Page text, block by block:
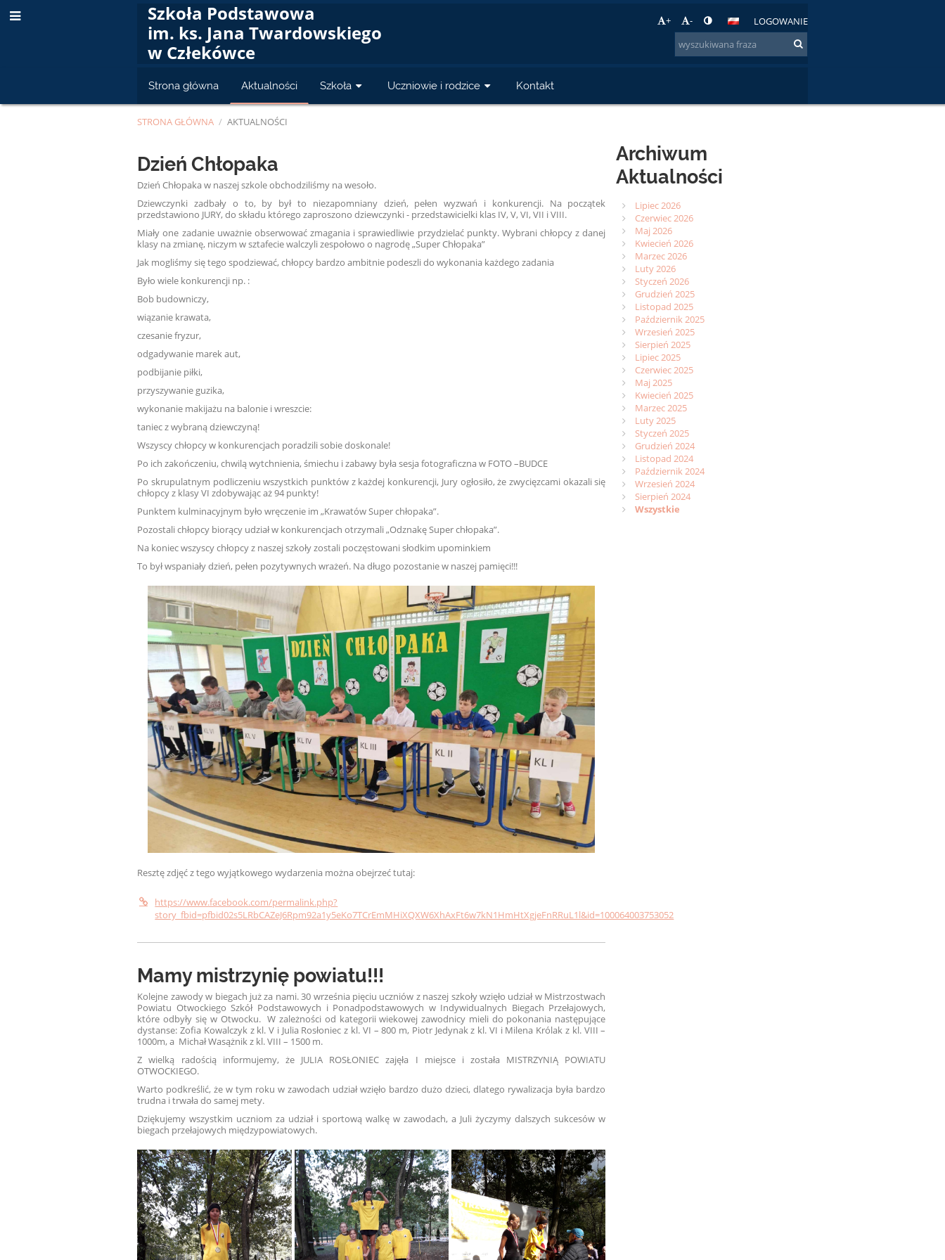
Szkoła Podstawowa
im. ks. Jana Twardowskiego
w Człekówce
+ - LOGOWANIE
Strona główna Aktualności Szkoła Uczniowie i rodzice Kontakt
STRONA GŁÓWNA / AKTUALNOŚCI
Aktualności
Dzień Chłopaka
Dzień Chłopaka w naszej szkole obchodziliśmy na wesoło.
Dziewczynki zadbały o to, by był to niezapomniany dzień, pełen wyzwań i konkurencji. Na początek
przedstawiono JURY, do składu którego zaproszono dziewczynki - przedstawicielki klas IV, V, VI, VII i VIII.
Miały one zadanie uważnie obserwować zmagania i sprawiedliwie przydzielać punkty. Wybrani chłopcy z danej
klasy na zmianę, niczym w sztafecie walczyli zespołowo o nagrodę „Super Chłopaka”
Jak mogliśmy się tego spodziewać, chłopcy bardzo ambitnie podeszli do wykonania każdego zadania
Było wiele konkurencji np. :
Bob budowniczy,
wiązanie krawata,
czesanie fryzur,
odgadywanie marek aut,
podbijanie piłki,
przyszywanie guzika,
wykonanie makijażu na balonie i wreszcie:
taniec z wybraną dziewczyną!
Wszyscy chłopcy w konkurencjach poradzili sobie doskonale!
Po ich zakończeniu, chwilą wytchnienia, śmiechu i zabawy była sesja fotograficzna w FOTO –BUDCE
Po skrupulatnym podliczeniu wszystkich punktów z każdej konkurencji, Jury ogłosiło, że zwycięzcami okazali się
chłopcy z klasy VI zdobywając aż 94 punkty!
Punktem kulminacyjnym było wręczenie im „Krawatów Super chłopaka”.
Pozostali chłopcy biorący udział w konkurencjach otrzymali „Odznakę Super chłopaka”.
Na koniec wszyscy chłopcy z naszej szkoły zostali poczęstowani słodkim upominkiem
To był wspaniały dzień, pełen pozytywnych wrażeń. Na długo pozostanie w naszej pamięci!!!
Resztę zdjęć z tego wyjątkowego wydarzenia można obejrzeć tutaj:
https://www.facebook.com/permalink.php?
story_fbid=pfbid02s5LRbCAZeJ6Rpm92a1y5eKo7TCrEmMHiXQXW6XhAxFt6w7kN1HmHtXgjeFnRRuL1l&id=100064003753052
Mamy mistrzynię powiatu!!!
Kolejne zawody w biegach już za nami. 30 września pięciu uczniów z naszej szkoły wzięło udział w Mistrzostwach
Powiatu Otwockiego Szkół Podstawowych i Ponadpodstawowych w Indywidualnych Biegach Przełajowych,
które odbyły się w Otwocku. W zależności od kategorii wiekowej zawodnicy mieli do pokonania następujące
dystanse: Zofia Kowalczyk z kl. V i Julia Rosłoniec z kl. VI – 800 m, Piotr Jedynak z kl. VI i Milena Królak z kl. VIII –
1000m, a Michał Wasążnik z kl. VIII – 1500 m.
Z wielką radością informujemy, że JULIA ROSŁONIEC zajęła I miejsce i została MISTRZYNIĄ POWIATU
OTWOCKIEGO.
Warto podkreślić, że w tym roku w zawodach udział wzięło bardzo dużo dzieci, dlatego rywalizacja była bardzo
trudna i trwała do samej mety.
Dziękujemy wszystkim uczniom za udział i sportową walkę w zawodach, a Juli życzymy dalszych sukcesów w
biegach przełajowych międzypowiatowych.
Archiwum
Aktualności
Lipiec 2026
Czerwiec 2026
Maj 2026
Kwiecień 2026
Marzec 2026
Luty 2026
Styczeń 2026
Grudzień 2025
Listopad 2025
Październik 2025
Wrzesień 2025
Sierpień 2025
Lipiec 2025
Czerwiec 2025
Maj 2025
Kwiecień 2025
Marzec 2025
Luty 2025
Styczeń 2025
Grudzień 2024
Listopad 2024
Październik 2024
Wrzesień 2024
Sierpień 2024
Wszystkie